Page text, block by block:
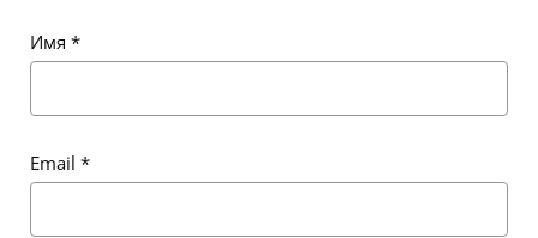
Имя *
Email *